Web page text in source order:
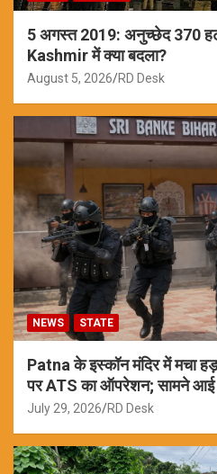
5 अगस्त 2019: अनुच्छेद 370
Kashmir में क्या बदला?
August 5, 2026 RD Desk
NEWS STATE
Patna के इस्कॉन मंदिर में मचा
पर ATS का ऑपरेशन; सामने आई
July 29, 2026 RD Desk